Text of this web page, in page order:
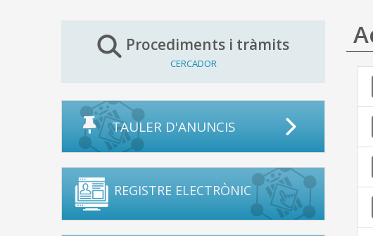
Procediments i tràmits
CERCADOR
TAULER D'ANUNCIS
REGISTRE ELECTRÒNIC